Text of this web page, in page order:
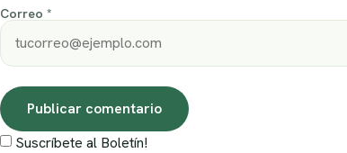
Correo *
Suscríbete al Boletín!